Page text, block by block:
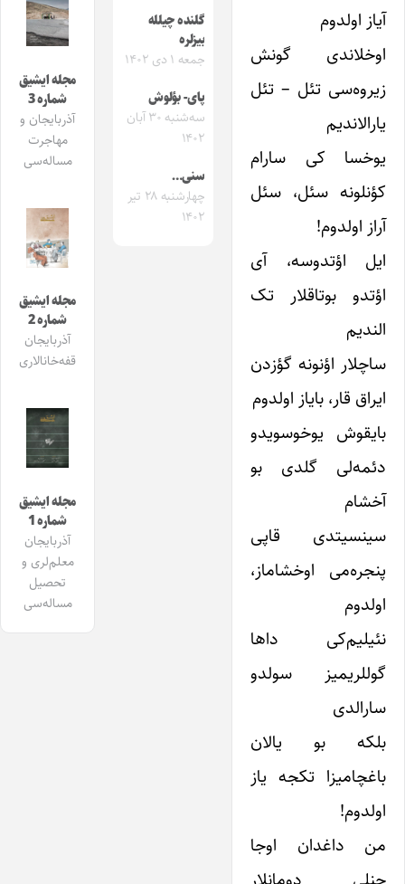
آیاز اولدوم
اوخلاندی گونش
زیروه‌سی تئل – تئل
یارالاندیم
یوخسا کی سارام
کؤنلونه سئل، سئل
آراز اولدوم!
ایل اؤتدوسه، آی
اؤتدو بوتاقلار تک
الندیم
ساچلار اؤنونه گؤزدن
ایراق قار، بایاز اولدوم
بایقوش یوخوسویدو
دئمه‌لی گلدی بو
آخشام
سینسیتدی قاپی
پنجره‌می اوخشاماز،
اولدوم
نئیلیم‌کی داها
گوللریمیز سولدو
سارالدی
بلکه بو یالان
باغچامیزا تکجه یاز
اولدوم!
من داغدان اوجا
گلنده چیلله
بیزلره
جمعه ۱ دی ۱۴۰۲
پای- بؤلوش
سه‌شنبه ۳۰ آبان
۱۴۰۲
سنی…
چهارشنبه ۲۸ تیر
۱۴۰۲
مجله ایشیق
شماره 3
آذربایجان و
مهاجرت
مساله‌سی
مجله ایشیق
شماره 2
آذربایجان
قفه‌خانالاری
مجله ایشیق
شماره 1
آذربایجان
معلم‌لری و
تحصیل
مساله‌سی